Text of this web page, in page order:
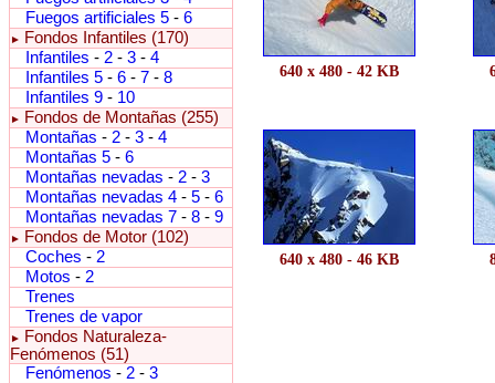
Fuegos artificiales 5 - 6
►
Fondos Infantiles (170)
Infantiles - 2 - 3 - 4
Infantiles 5 - 6 - 7 - 8
Infantiles 9 - 10
►
Fondos de Montañas (255)
Montañas - 2 - 3 - 4
Montañas 5 - 6
Montañas nevadas - 2 - 3
Montañas nevadas 4 - 5 - 6
Montañas nevadas 7 - 8 - 9
►
Fondos de Motor (102)
Coches - 2
Motos - 2
Trenes
Trenes de vapor
►
Fondos Naturaleza-
Fenómenos (51)
Fenómenos - 2 - 3
640 x 480 - 42 KB
640 x 480 - 46 KB